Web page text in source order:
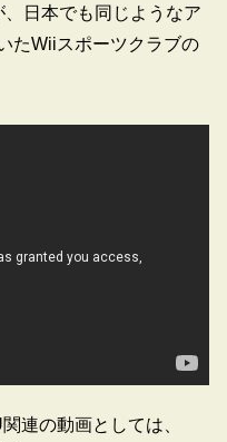
日本でも同じようなア
たWiiスポーツクラブの
連の動画としては、